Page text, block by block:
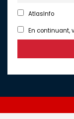
AtlasInfo
En continuant,